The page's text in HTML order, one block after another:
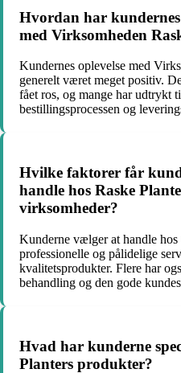
Hvordan har
med Virksomheden
Kundernes oplevelse med
generelt været meget positiv.
fået ros, og mange har udtrykt
bestillingsprocessen og
Hvilke faktorer får
handle hos Raske
virksomheder?
Kunderne vælger at handle hos
professionelle og pålidelige
kvalitetsprodukter. Flere har
behandling og den gode
Hvad har kunderne
Planters produkter?